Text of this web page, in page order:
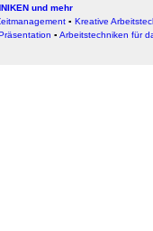
und mehr
▪ Kreative
▪ Arbeitstechniken für